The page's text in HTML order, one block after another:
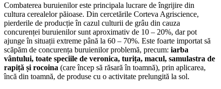
Combaterea buruienilor este principala lucrare de îngrijire din
cultura cerealelor păioase. Din cercetările Corteva Agriscience,
pierderile de producție în cazul culturii de grâu din cauza
concurenței buruienilor sunt aproximativ de 10 – 20%, dar pot
ajunge în situații extreme până la 60 – 70%. Este foarte importat să
scăpăm de concurența buruienilor problemă, precum: iarba
vântului, toate speciile de veronica, turița, macul, samulastra de
rapiță și rocoina (care încep să răsară în toamnă), prin aplicarea,
încă din toamnă, de produse cu o activitate prelungită la sol.